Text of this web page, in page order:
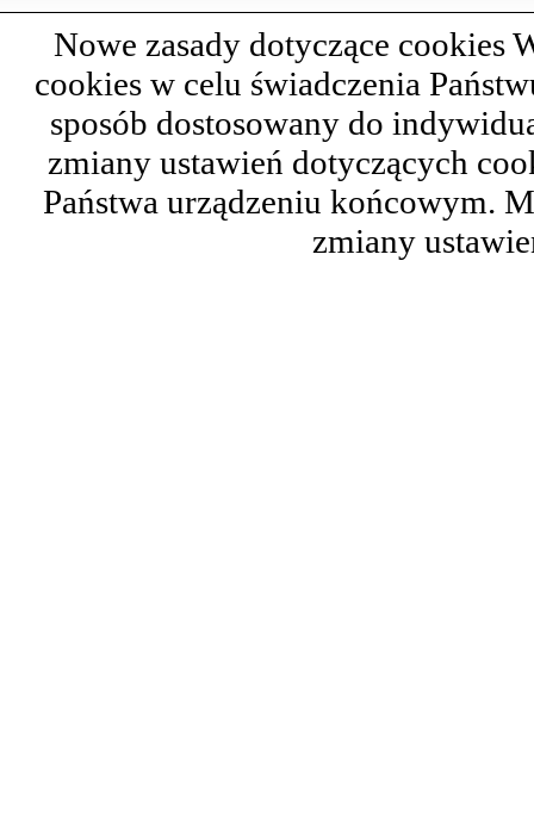
Nowe zasady dotyczące cookies
cookies w celu świadczenia
sposób dostosowany do
zmiany ustawień dotyczących
Państwa urządzeniu końcowym.
zmiany